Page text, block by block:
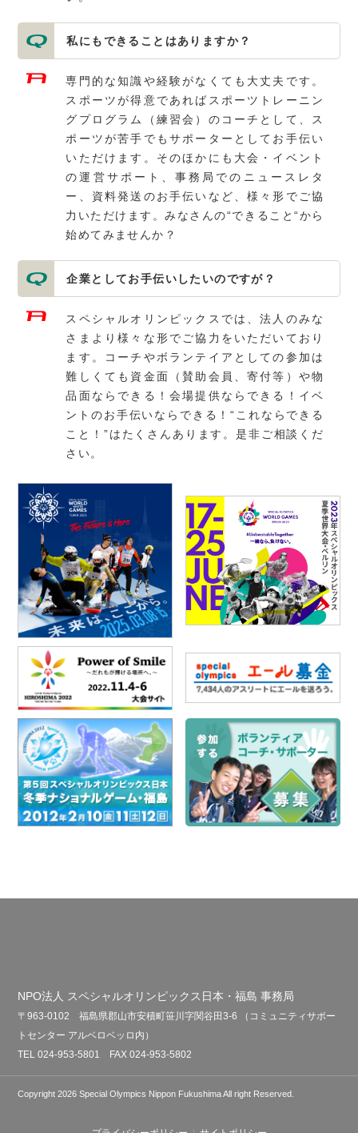
私にもできることはありますか？
専門的な知識や経験がなくても大丈夫です。
スポーツが得意であればスポーツトレーニン
グプログラム（練習会）のコーチとして、ス
ポーツが苦手でもサポーターとしてお手伝い
いただけます。そのほかにも大会・イベント
の運営サポート、事務局でのニュースレタ
ー、資料発送のお手伝いなど、様々形でご協
力いただけます。みなさんの“できること“から
始めてみませんか？
企業としてお手伝いしたいのですが？
スペシャルオリンピックスでは、法人のみな
さまより様々な形でご協力をいただいており
ます。コーチやボランテイアとしての参加は
難しくても資金面（賛助会員、寄付等）や物
品面ならできる！会場提供ならできる！イベ
ントのお手伝いならできる！“これならできる
こと！”はたくさんあります。是非ご相談くだ
さい。
NPO法人 スペシャルオリンピックス日本・福島 事務局
〒963-0102 福島県郡山市安積町笹川字関谷田3-6 （コミュニティサポー
トセンター アルベロベッロ内）
TEL 024-953-5801 FAX 024-953-5802
Copyright 2026 Special Olympics Nippon Fukushima All right Reserved.